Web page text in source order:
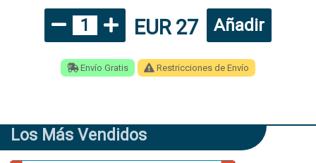
1 EUR 27 Añadir
Envío Gratis Restricciones de Envío
Los Más Vendidos